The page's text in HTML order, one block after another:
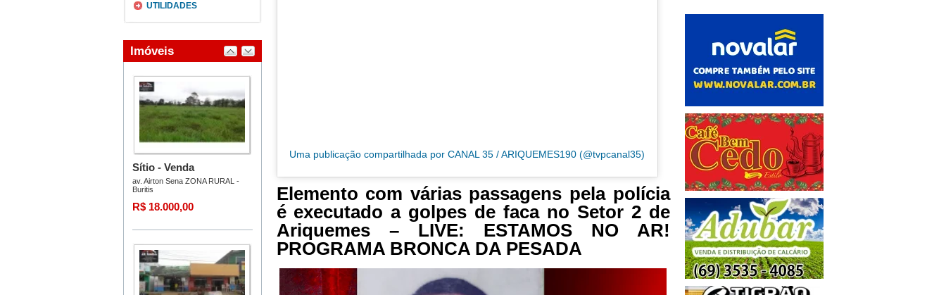
UTILIDADES
Uma publicação compartilhada por CANAL 35 / ARIQUEMES190 (@tvpcanal35)
Elemento com várias passagens pela polícia
é executado a golpes de faca no Setor 2 de
Ariquemes – LIVE: ESTAMOS NO AR!
PROGRAMA BRONCA DA PESADA